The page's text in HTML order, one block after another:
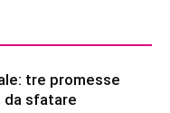
tre promesse
sfatare